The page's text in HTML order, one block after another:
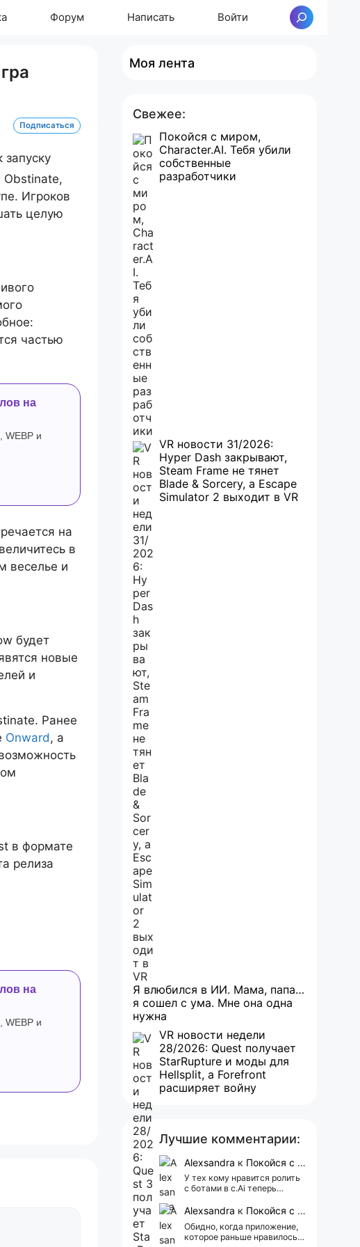
Форум Написать Войти Поиск
Подписаться
Obstinate,
Игроков
целую
частью
на
WEBP и
на
в
веселье и
будет
новые
и
Ранее
Onward, а
в формате
релиза
на
WEBP и
Моя лента
Свежее:
Покойся с миром,
Character.AI. Тебя убили
собственные
разработчики
VR новости 31/2026:
Hyper Dash закрывают,
Steam Frame не тянет
Blade & Sorcery, а Escape
Simulator 2 выходит в VR
Я влюбился в ИИ. Мама, папа…
я сошел с ума. Мне она одна
нужна
VR новости недели
28/2026: Quest получает
StarRupture и моды для
Hellsplit, а Forefront
расширяет войну
Лучшие комментарии:
Alexsandra к Покойся с миром, Character.AI. Тебя убили собственные разработчики
У тех кому нравится ролить
с ботами в c.Ai теперь
АААААА 😁 ХВАТИТ 🤯😖😵‍💫
Alexsandra к Покойся с миром, Character.AI. Тебя убили собственные разработчики
Обидно, когда приложение,
которое раньше нравилось, а